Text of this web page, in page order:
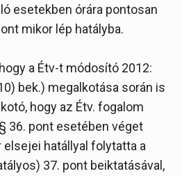
esetekben órára pontosan
mikor lép hatályba.
a Étv-t módosító 2012:
bek.) megalkotása során is
hogy az Étv. fogalom
36. pont esetében véget
elsejei hatállyal folytatta a
37. pont beiktatásával,